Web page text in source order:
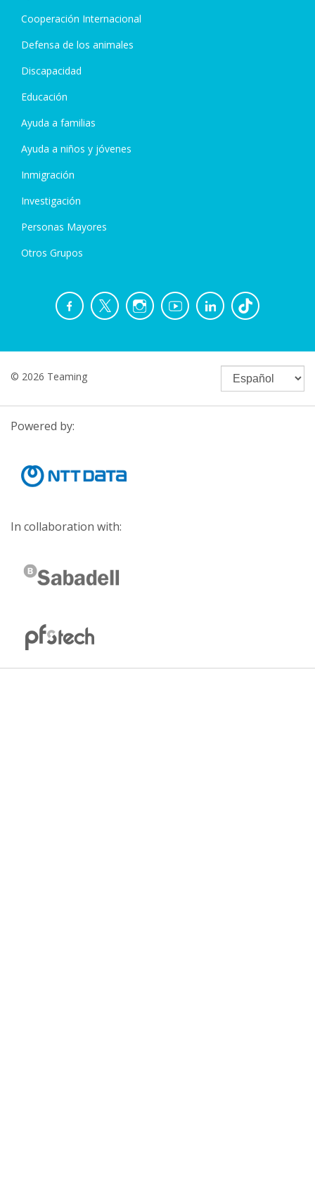
Cooperación Internacional
Defensa de los animales
Discapacidad
Educación
Ayuda a familias
Ayuda a niños y jóvenes
Inmigración
Investigación
Personas Mayores
Otros Grupos
© 2026 Teaming
Powered by:
In collaboration with: